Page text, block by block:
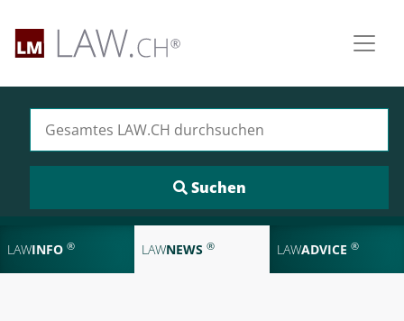
LAWINFO ® LAWNEWS ® LAWADVICE ®